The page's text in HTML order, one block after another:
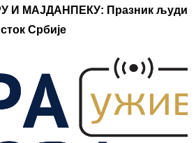
И МАЈДАНПЕКУ: Празник људи
Србије